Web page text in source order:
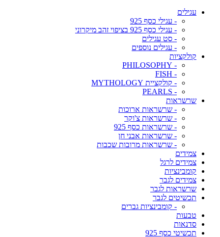
עגילים
- עגילי כסף 925
- עגילי כסף 925 בציפוי זהב מיקרוני
- סט עגילים
- עגילים נוספים
קולקציות
- PHILOSOPHY
- FISH
- קולקציית MYTHOLOGY
- PEARLS
שרשראות
- שרשראות ארוכות
- שרשראות צ'וקר
- שרשראות כסף 925
- שרשראות אבני חן
- שרשראות מרובות שכבות
צמידים
צמידים לרגל
קומבינציות
צמידים לגבר
שרשראות לגבר
תכשיטים לגבר
- קומבינציות גברים
טבעות
סדנאות
תכשיטי כסף 925